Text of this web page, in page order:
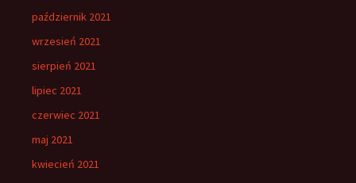
październik 2021
wrzesień 2021
sierpień 2021
lipiec 2021
czerwiec 2021
maj 2021
kwiecień 2021